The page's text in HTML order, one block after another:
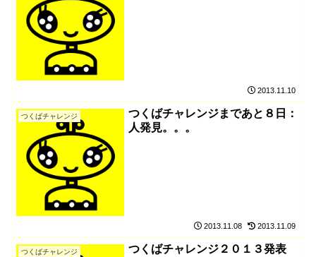
2013.11.10
つくばチャレンジ
つくばチャレンジまであと８日：
人発見。。。
2013.11.08 2013.11.09
つくばチャレンジ つくばチャレンジ２０１３発表